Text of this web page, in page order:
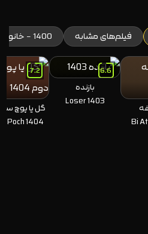
فیلم‌های مشابه 1400 - خانوادگی
Bi
6.6
بازنده
Loser 1403
7.2
گل یا پوچ
Poch 1404